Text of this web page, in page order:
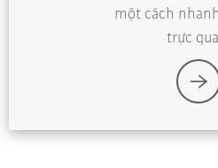
một cách
trực